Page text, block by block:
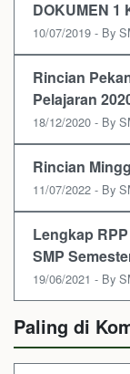
DOKUMEN 1
10/07/2019 - By
Rincian
Pelajaran
18/12/2020 - By
Rincian
11/07/2022 - By
Lengkap
SMP
19/06/2021 - By
Paling di